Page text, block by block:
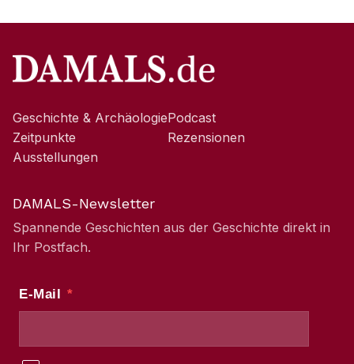
Geschichte & Archäologie
Zeitpunkte
Ausstellungen
Podcast
Rezensionen
DAMALS-Newsletter
Spannende Geschichten aus der Geschichte direkt in
Ihr Postfach.